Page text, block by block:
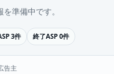
準備中です。
3件 終了ASP 0件
告主